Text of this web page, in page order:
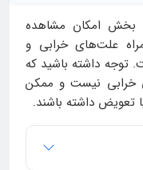
بخش امکان مشاهده
علت‌های خرابی و
توجه داشته باشید که
خرابی نیست و ممکن
تعویض داشته باشند.